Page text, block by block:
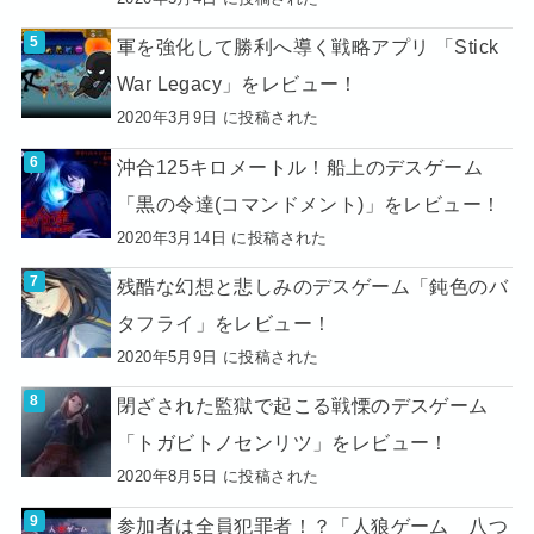
軍を強化して勝利へ導く戦略アプリ 「Stick
War Legacy」をレビュー！
2020年3月9日 に投稿された
沖合125キロメートル！船上のデスゲーム
「黒の令達(コマンドメント)」をレビュー！
2020年3月14日 に投稿された
残酷な幻想と悲しみのデスゲーム「鈍色のバ
タフライ」をレビュー！
2020年5月9日 に投稿された
閉ざされた監獄で起こる戦慄のデスゲーム
「トガビトノセンリツ」をレビュー！
2020年8月5日 に投稿された
参加者は全員犯罪者！？「人狼ゲーム 八つ